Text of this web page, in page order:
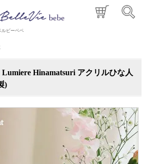
ルビーベベ
Lumiere Hinamatsuri アクリルひな人
)